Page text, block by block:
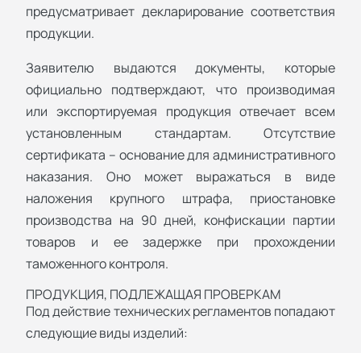
предусматривает декларирование соответствия
продукции.
Заявителю выдаются документы, которые
официально подтверждают, что производимая
или экспортируемая продукция отвечает всем
установленным стандартам. Отсутствие
сертификата – основание для административного
наказания. Оно может выражаться в виде
наложения крупного штрафа, приостановке
производства на 90 дней, конфискации партии
товаров и ее задержке при прохождении
таможенного контроля.
ПРОДУКЦИЯ, ПОДЛЕЖАЩАЯ ПРОВЕРКАМ
Под действие технических регламентов попадают
следующие виды изделий: